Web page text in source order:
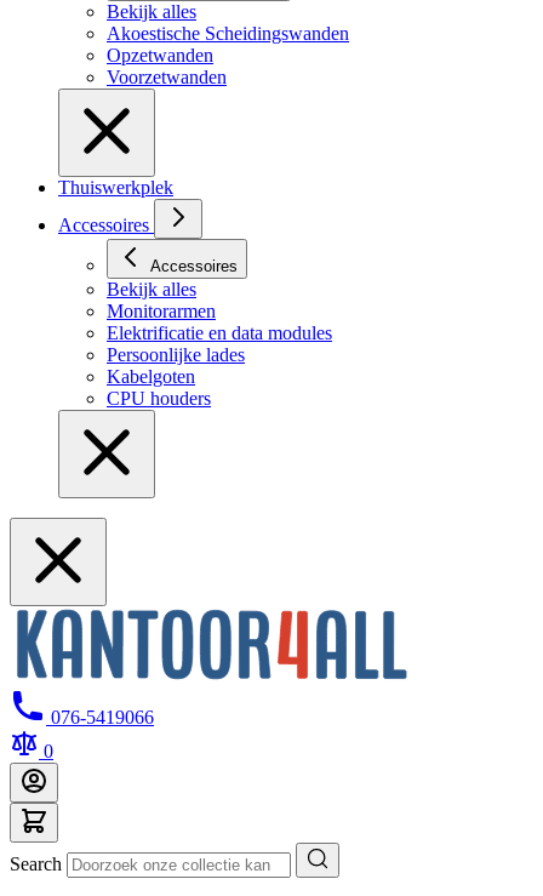
Bekijk alles
Akoestische Scheidingswanden
Opzetwanden
Voorzetwanden
Thuiswerkplek
Accessoires
Accessoires
Bekijk alles
Monitorarmen
Elektrificatie en data modules
Persoonlijke lades
Kabelgoten
CPU houders
076-5419066
0
Search